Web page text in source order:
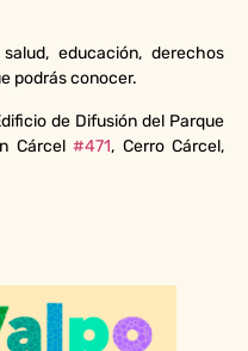
educación, derechos
podrás conocer.
de Difusión del Parque
Cárcel #471, Cerro Cárcel,